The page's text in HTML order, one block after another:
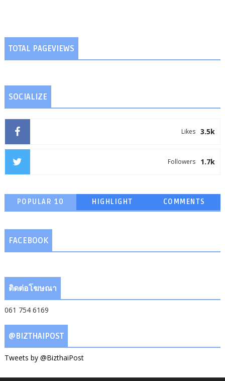
TOTAL PAGEVIEWS
SOCIALIZE
3.5k
Likes
1.7k
Followers
POPULAR 10 HIGHLIGHT COMMENTS
FACEBOOK
ติดต่อโฆษณา
061 754 6169
@BIZTHAIPOST
Tweets by @BizthaiPost